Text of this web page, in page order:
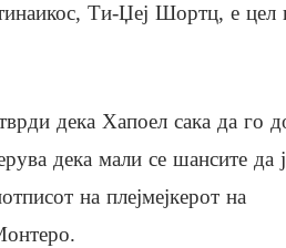
Ти-Џеј Шортц, е цел
дека Хапоел сака да го
дека мали се шансите да
на плејмејкерот на